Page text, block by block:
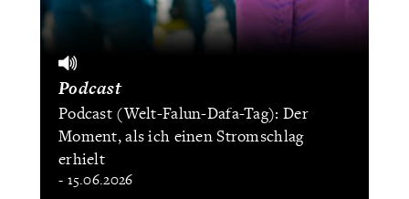
Podcast
Podcast (Welt-Falun-Dafa-Tag): Der
Moment, als ich einen Stromschlag
erhielt
- 15.06.2026